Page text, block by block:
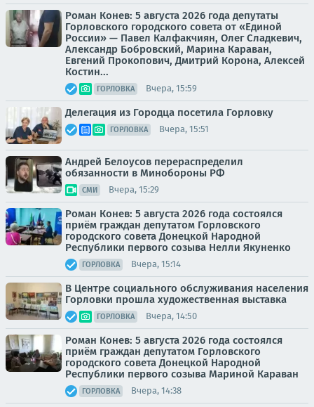
Роман Конев: 5 августа 2026 года депутаты
Горловского городского совета от «Единой
России» — Павел Калфакчиян, Олег Сладкевич,
Александр Бобровский, Марина Караван,
Евгений Прокопович, Дмитрий Корона, Алексей
Костин...
ГОРЛОВКА Вчера, 15:59
Делегация из Городца посетила Горловку
ГОРЛОВКА Вчера, 15:51
Андрей Белоусов перераспределил
обязанности в Минобороны РФ
СМИ Вчера, 15:29
Роман Конев: 5 августа 2026 года состоялся
приём граждан депутатом Горловского
городского совета Донецкой Народной
Республики первого созыва Нелли Якуненко
ГОРЛОВКА Вчера, 15:14
В Центре социального обслуживания населения
Горловки прошла художественная выставка
ГОРЛОВКА Вчера, 14:50
Роман Конев: 5 августа 2026 года состоялся
приём граждан депутатом Горловского
городского совета Донецкой Народной
Республики первого созыва Мариной Караван
ГОРЛОВКА Вчера, 14:38